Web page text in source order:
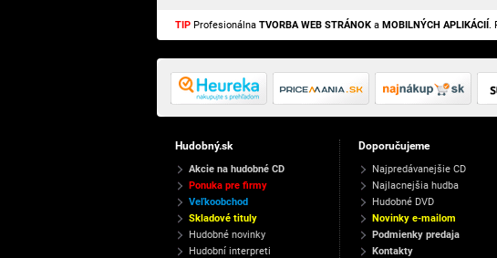
TIP Profesionálna TVORBA WEB STRÁNOK a MOBILNÝCH APLIKÁCIÍ.
Hudobný.sk
Akcie na hudobné CD
Ponuka pre firmy
Veľkoobchod
Skladové tituly
Hudobné novinky
Hudobní interpreti
Doporučujeme
Najpredávanejšie CD
Najlacnejšia hudba
Hudobné DVD
Novinky e-mailom
Podmienky predaja
Kontakty